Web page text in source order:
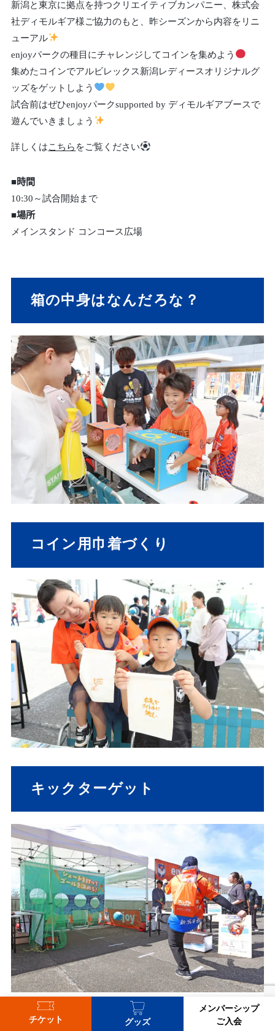
チケット グッズ
メンバーシップ
ご入会
新潟と東京に拠点を持つクリエイティブカンパニー、株式会
社ディモルギア様ご協力のもと、昨シーズンから内容をリニ
ューアル
enjoyパークの種目にチャレンジしてコインを集めよう
集めたコインでアルビレックス新潟レディースオリジナルグ
ッズをゲットしよう
試合前はぜひenjoyパークsupported by ディモルギアブースで
遊んでいきましょう
詳しくはこちら をご覧ください
■時間
10:30～試合開始まで
■場所
メインスタンド コンコース広場
箱の中身はなんだろな？
コイン用巾着づくり
キックターゲット